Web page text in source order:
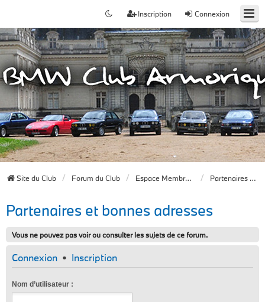
Connexion
Inscription
Site du Club Forum du Club Espace Membres du Club Partenaires et bonnes adresses
Partenaires et bonnes adresses
Vous ne pouvez pas voir ou consulter les sujets de ce forum.
Connexion • Inscription
Nom d’utilisateur :